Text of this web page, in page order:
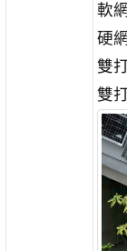
軟
硬
雙
雙